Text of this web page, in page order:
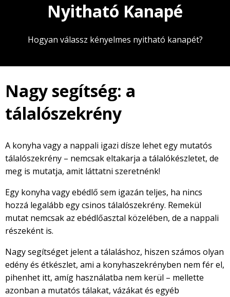
Nyitható Kanapé
Hogyan válassz kényelmes nyitható kanapét?
Nagy segítség: a
tálalószekrény
A konyha vagy a nappali igazi dísze lehet egy mutatós
tálalószekrény – nemcsak eltakarja a tálalókészletet, de
meg is mutatja, amit láttatni szeretnénk!
Egy konyha vagy ebédlő sem igazán teljes, ha nincs
hozzá legalább egy csinos tálalószekrény. Remekül
mutat nemcsak az ebédlőasztal közelében, de a nappali
részeként is.
Nagy segítséget jelent a tálaláshoz, hiszen számos olyan
edény és étkészlet, ami a konyhaszekrényben nem fér el,
pihenhet itt, amíg használatba nem kerül – mellette
azonban a mutatós tálakat, vázákat és egyéb